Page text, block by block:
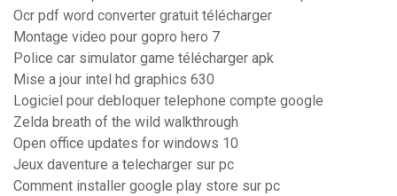
Ocr pdf word converter gratuit télécharger
Montage video pour gopro hero 7
Police car simulator game télécharger apk
Mise a jour intel hd graphics 630
Logiciel pour debloquer telephone compte google
Zelda breath of the wild walkthrough
Open office updates for windows 10
Jeux daventure a telecharger sur pc
Comment installer google play store sur pc